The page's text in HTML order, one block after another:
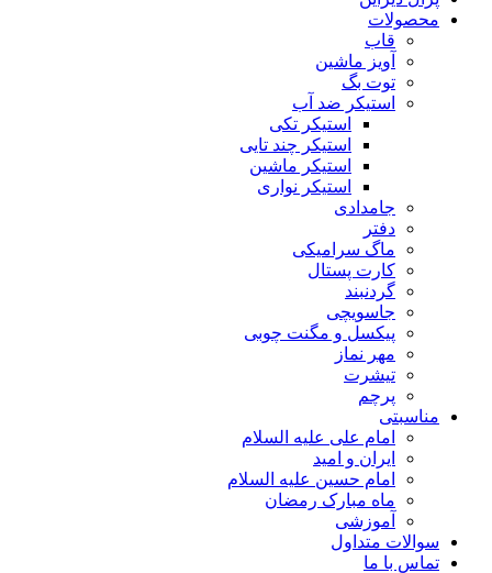
محصولات
قاب
آویز ماشین
توت بگ
استیکر ضد آب
استیکر تکی
استیکر چند تایی
استیکر ماشین
استیکر نواری
جامدادی
دفتر
ماگ سرامیکی
کارت پستال
گردنبند
جاسویچی
پیکسل و مگنت چوبی
مهر نماز
تیشرت
پرچم
مناسبتی
امام علی علیه السلام
ایران و امید
امام حسین علیه السلام
ماه مبارک رمضان
آموزشی
سوالات متداول
تماس با ما